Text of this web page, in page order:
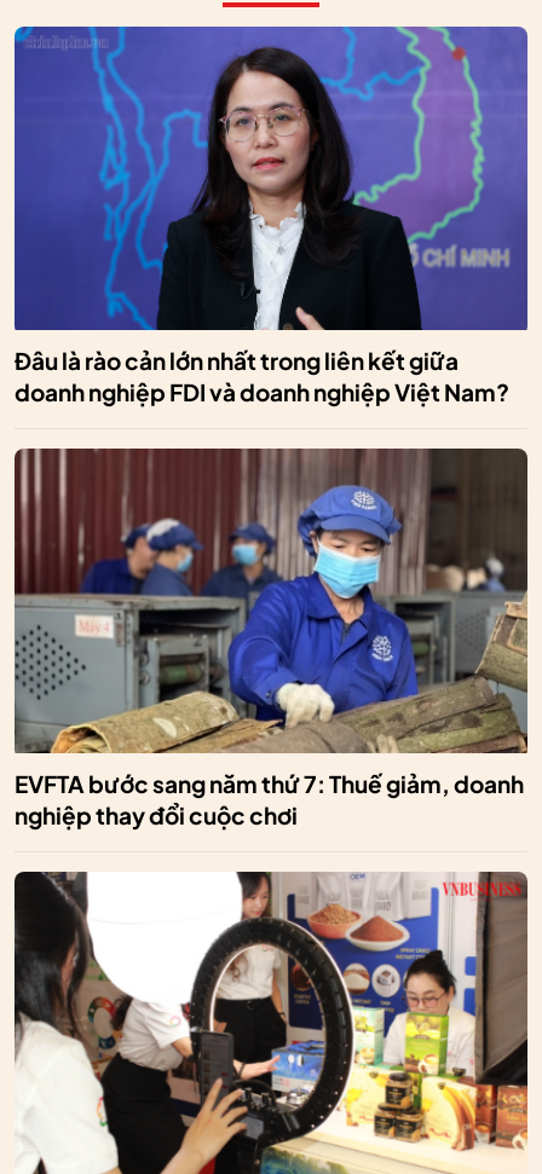
Đâu là rào cản lớn nhất trong liên kết giữa
doanh nghiệp FDI và doanh nghiệp Việt Nam?
EVFTA bước sang năm thứ 7: Thuế giảm, doanh
nghiệp thay đổi cuộc chơi